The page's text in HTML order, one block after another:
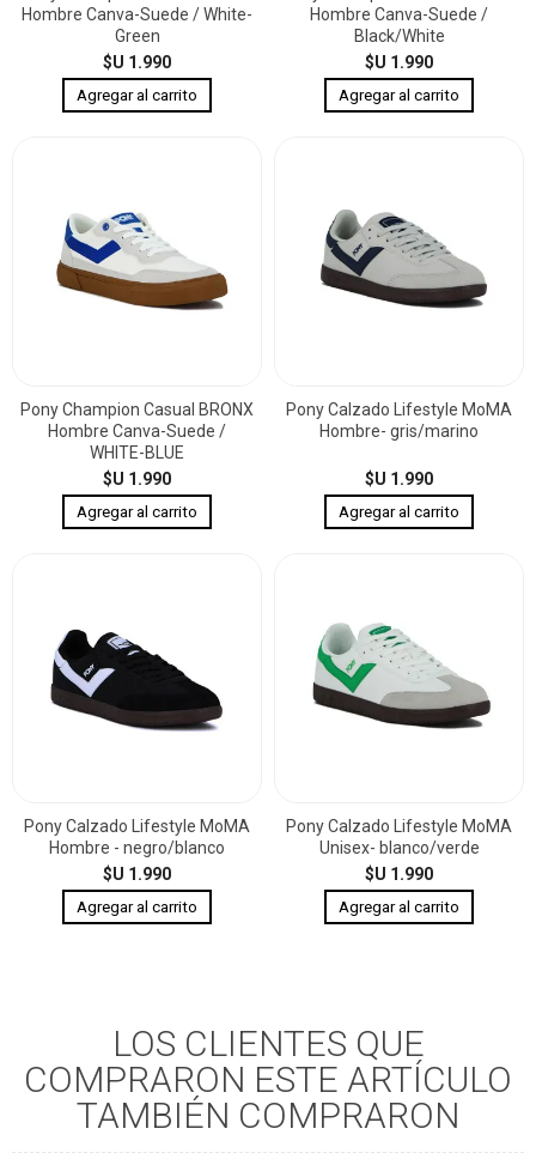
Hombre Canva-Suede / White-
Green
$U 1.990
Hombre Canva-Suede /
Black/White
$U 1.990
Pony Champion Casual BRONX
Hombre Canva-Suede /
WHITE-BLUE
$U 1.990
Pony Calzado Lifestyle MoMA
Hombre- gris/marino
$U 1.990
Pony Calzado Lifestyle MoMA
Hombre - negro/blanco
$U 1.990
Pony Calzado Lifestyle MoMA
Unisex- blanco/verde
$U 1.990
LOS CLIENTES QUE
COMPRARON ESTE ARTÍCULO
TAMBIÉN COMPRARON